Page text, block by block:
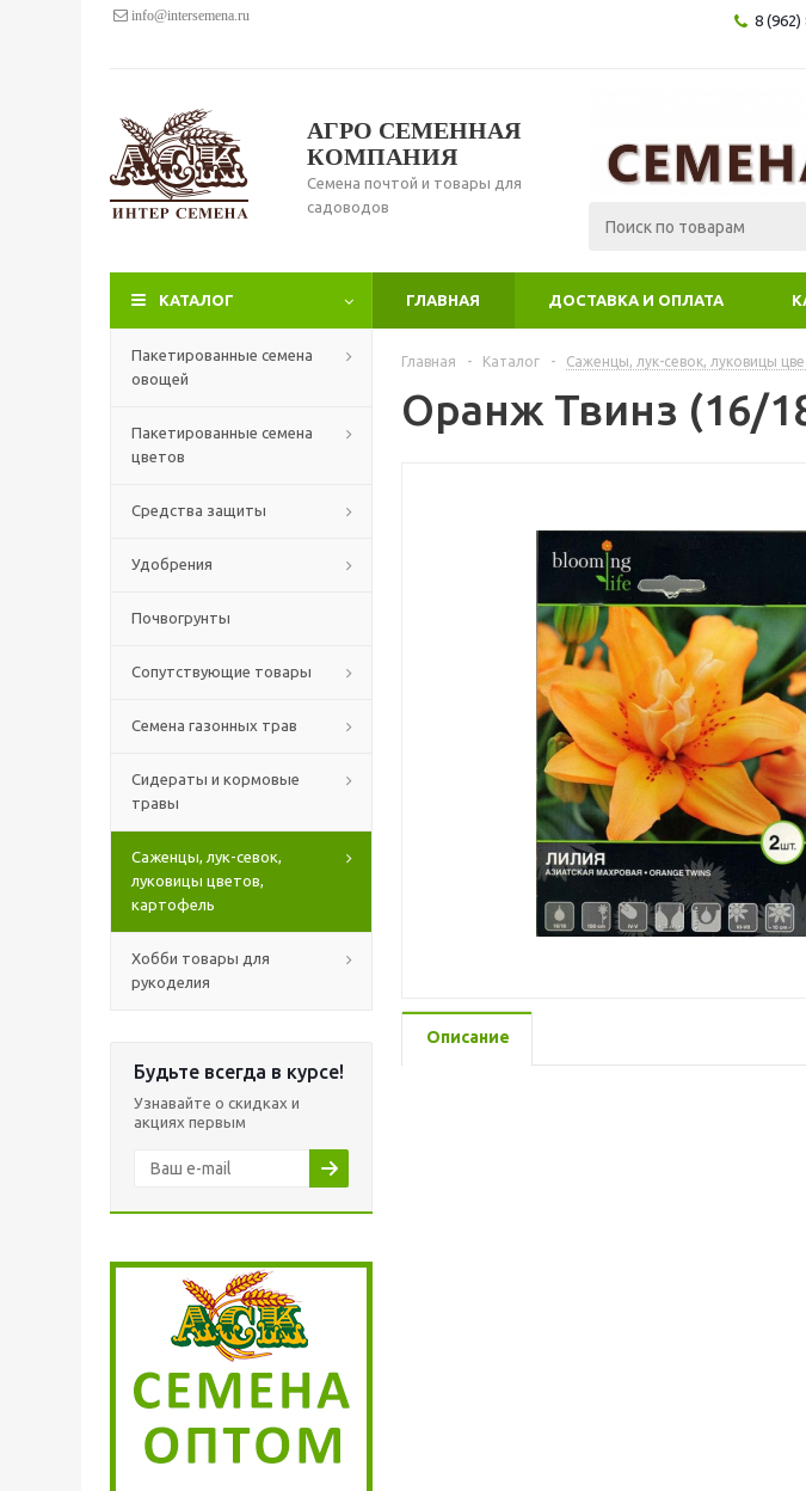
info@intersemena.ru 8 (962)
АГРО СЕМЕННАЯ
КОМПАНИЯ
Семена почтой и товары для
садоводов
КАТАЛОГ ГЛАВНАЯ ДОСТАВКА И ОПЛАТА
Пакетированные семена
овощей
Пакетированные семена
цветов
Средства защиты
Удобрения
Почвогрунты
Сопутствующие товары
Семена газонных трав
Сидераты и кормовые
травы
Саженцы, лук-севок,
луковицы цветов,
картофель
Хобби товары для
рукоделия
Будьте всегда в курсе!
Узнавайте о скидках и
акциях первым
Главная - Каталог - Саженцы, лук-севок, луковицы
Оранж Твинз (16/
Описание